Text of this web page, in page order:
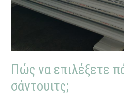
Πώς να επιλέξετε
σάντουιτς;
σάντουιτς;